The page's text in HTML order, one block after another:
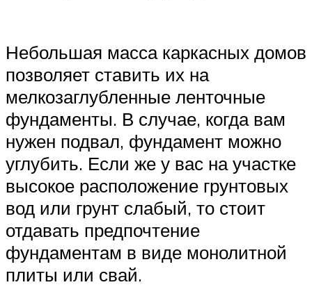
Небольшая масса каркасных домов
позволяет ставить их на
мелкозаглубленные ленточные
фундаменты. В случае, когда вам
нужен подвал, фундамент можно
углубить. Если же у вас на участке
высокое расположение грунтовых
вод или грунт слабый, то стоит
отдавать предпочтение
фундаментам в виде монолитной
плиты или свай.